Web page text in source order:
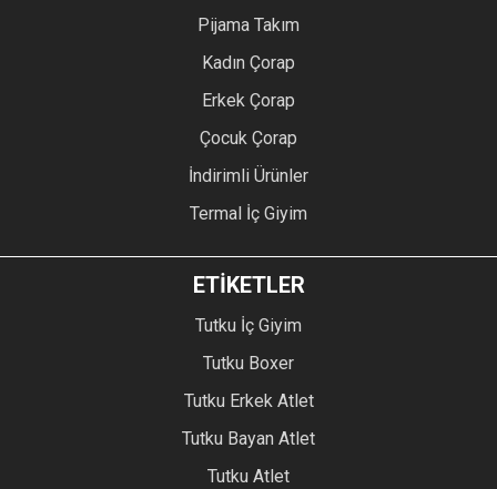
Pijama Takım
Kadın Çorap
Erkek Çorap
Çocuk Çorap
İndirimli Ürünler
Termal İç Giyim
ETİKETLER
Tutku İç Giyim
Tutku Boxer
Tutku Erkek Atlet
Tutku Bayan Atlet
Tutku Atlet